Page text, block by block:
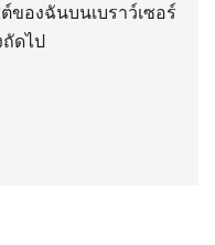
ของฉันบนเบราว์เซอร์
ดไป